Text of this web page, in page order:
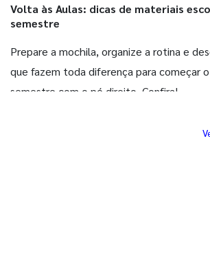
Volta às Aulas: dicas de materiais
semestre
Prepare a mochila, organize a rotina e
que fazem toda diferença para começar
semestre com o pé direito. Confira!